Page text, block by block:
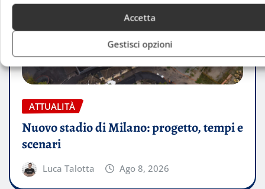
Accetta
Gestisci opzioni
ATTUALITÀ
Nuovo stadio di Milano: progetto, tempi e
scenari
Luca Talotta Ago 8, 2026